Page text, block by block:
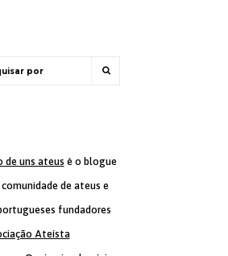
de uns ateus é o blogue
de ateus e
fundadores
Ateísta